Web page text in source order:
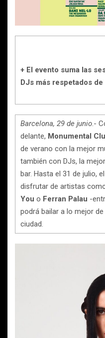
+ El evento suma las
DJs más respetados
Barcelona, 29 de junio .-
delante, Monumental
de verano con la mejor
también con DJs, la
bar. Hasta el 31 de julio,
disfrutar de artistas
You o Ferran Palau -
podrá bailar a lo mejor
ciudad.